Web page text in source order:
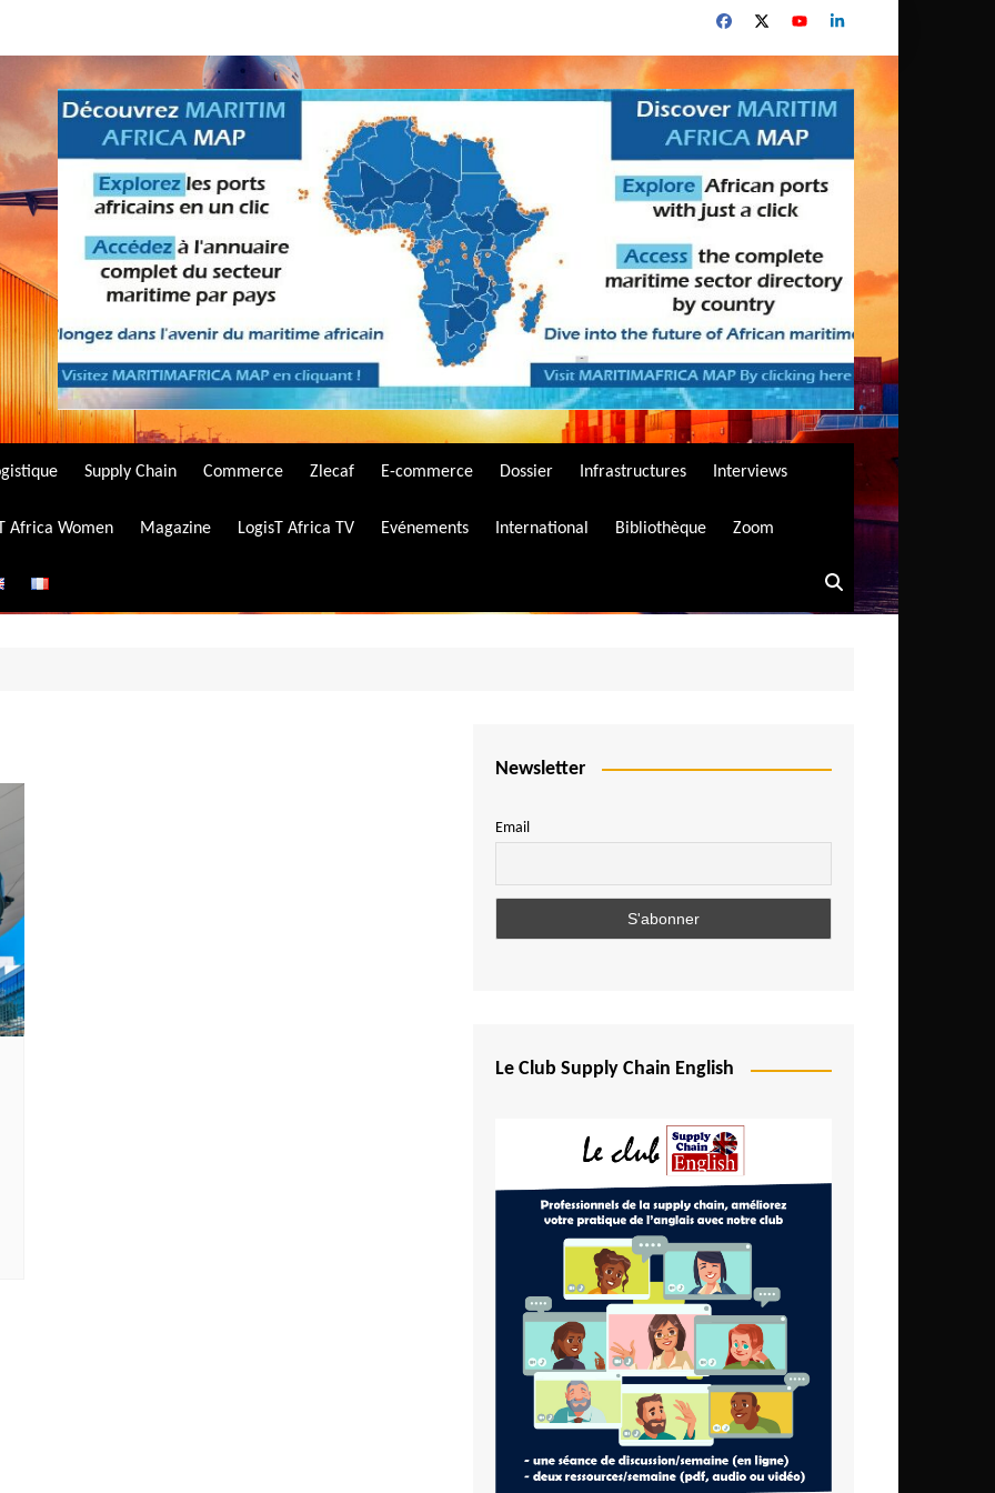
Supply Chain Commerce Zlecaf E-commerce Dossier Infrastructures Interviews
Africa Women Magazine LogisT Africa TV Evénements International Bibliothèque Zoom
Newsletter
Email
Le Club Supply Chain English